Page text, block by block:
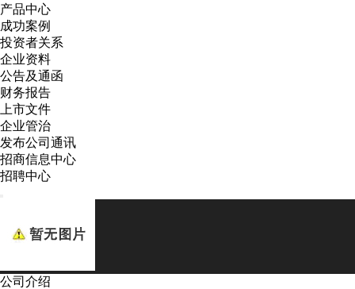
产品中心
成功案例
投资者关系
企业资料
公告及通函
财务报告
上市文件
企业管治
发布公司通讯
招商信息中心
招聘中心
公司介绍